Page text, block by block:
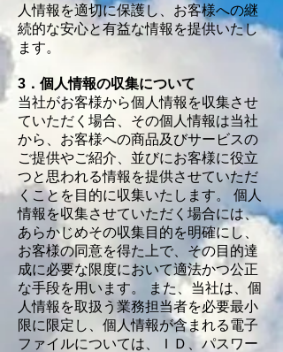
人情報を適切に保護し、お客様への継
続的な安心と有益な情報を提供いたし
ます。
3．個人情報の収集について
当社がお客様から個人情報を収集させ
ていただく場合、その個人情報は当社
から、お客様への商品及びサービスの
ご提供やご紹介、並びにお客様に役立
つと思われる情報を提供させていただ
くことを目的に収集いたします。 個人
情報を収集させていただく場合には、
あらかじめその収集目的を明確にし、
お客様の同意を得た上で、その目的達
成に必要な限度において適法かつ公正
な手段を用います。 また、当社は、個
人情報を取扱う業務担当者を必要最小
限に限定し、個人情報が含まれる電子
ファイルについては、ＩＤ、パスワー